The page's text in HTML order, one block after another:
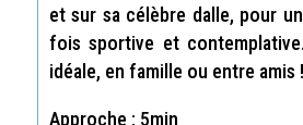
et sur sa célèbre dalle, pour
fois sportive et contemplative.
idéale, en famille ou entre amis !
Approche : 5min